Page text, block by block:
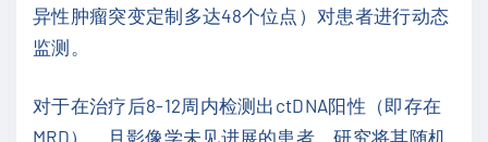
异性肿瘤突变定制多达48个位点）对患者进行动态
监测。
对于在治疗后8-12周内检测出ctDNA阳性（即存在
MRD）、且影像学未见进展的患者，研究将其随机